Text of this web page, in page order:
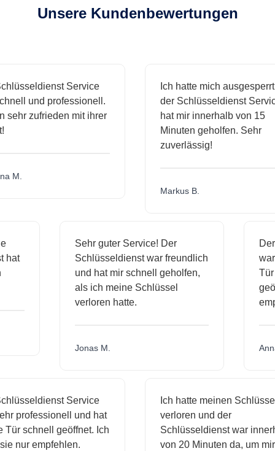
Unsere Kundenbewertungen
Service
und professionell.
zufrieden mit ihrer
M.
Ich hatte mich ausgesperrt
der Schlüsseldienst Service
hat mir innerhalb von 15
Minuten geholfen. Sehr
zuverlässig!
Markus B.
hat
Sehr guter Service! Der
Schlüsseldienst war freundlich
und hat mir schnell geholfen,
als ich meine Schlüssel
verloren hatte.
Jonas M.
Service
professionell und hat
schnell geöffnet. Ich
nur empfehlen.
Ich hatte meinen Schlüssel
verloren und der
Schlüsseldienst war
von 20 Minuten da, um mir